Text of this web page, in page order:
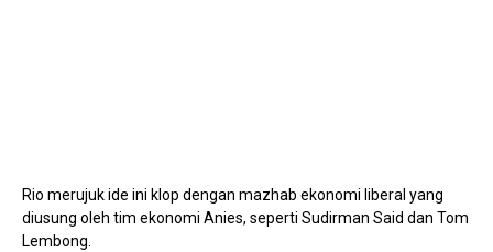
Rio merujuk ide ini klop dengan mazhab ekonomi liberal yang
diusung oleh tim ekonomi Anies, seperti Sudirman Said dan Tom
Lembong.